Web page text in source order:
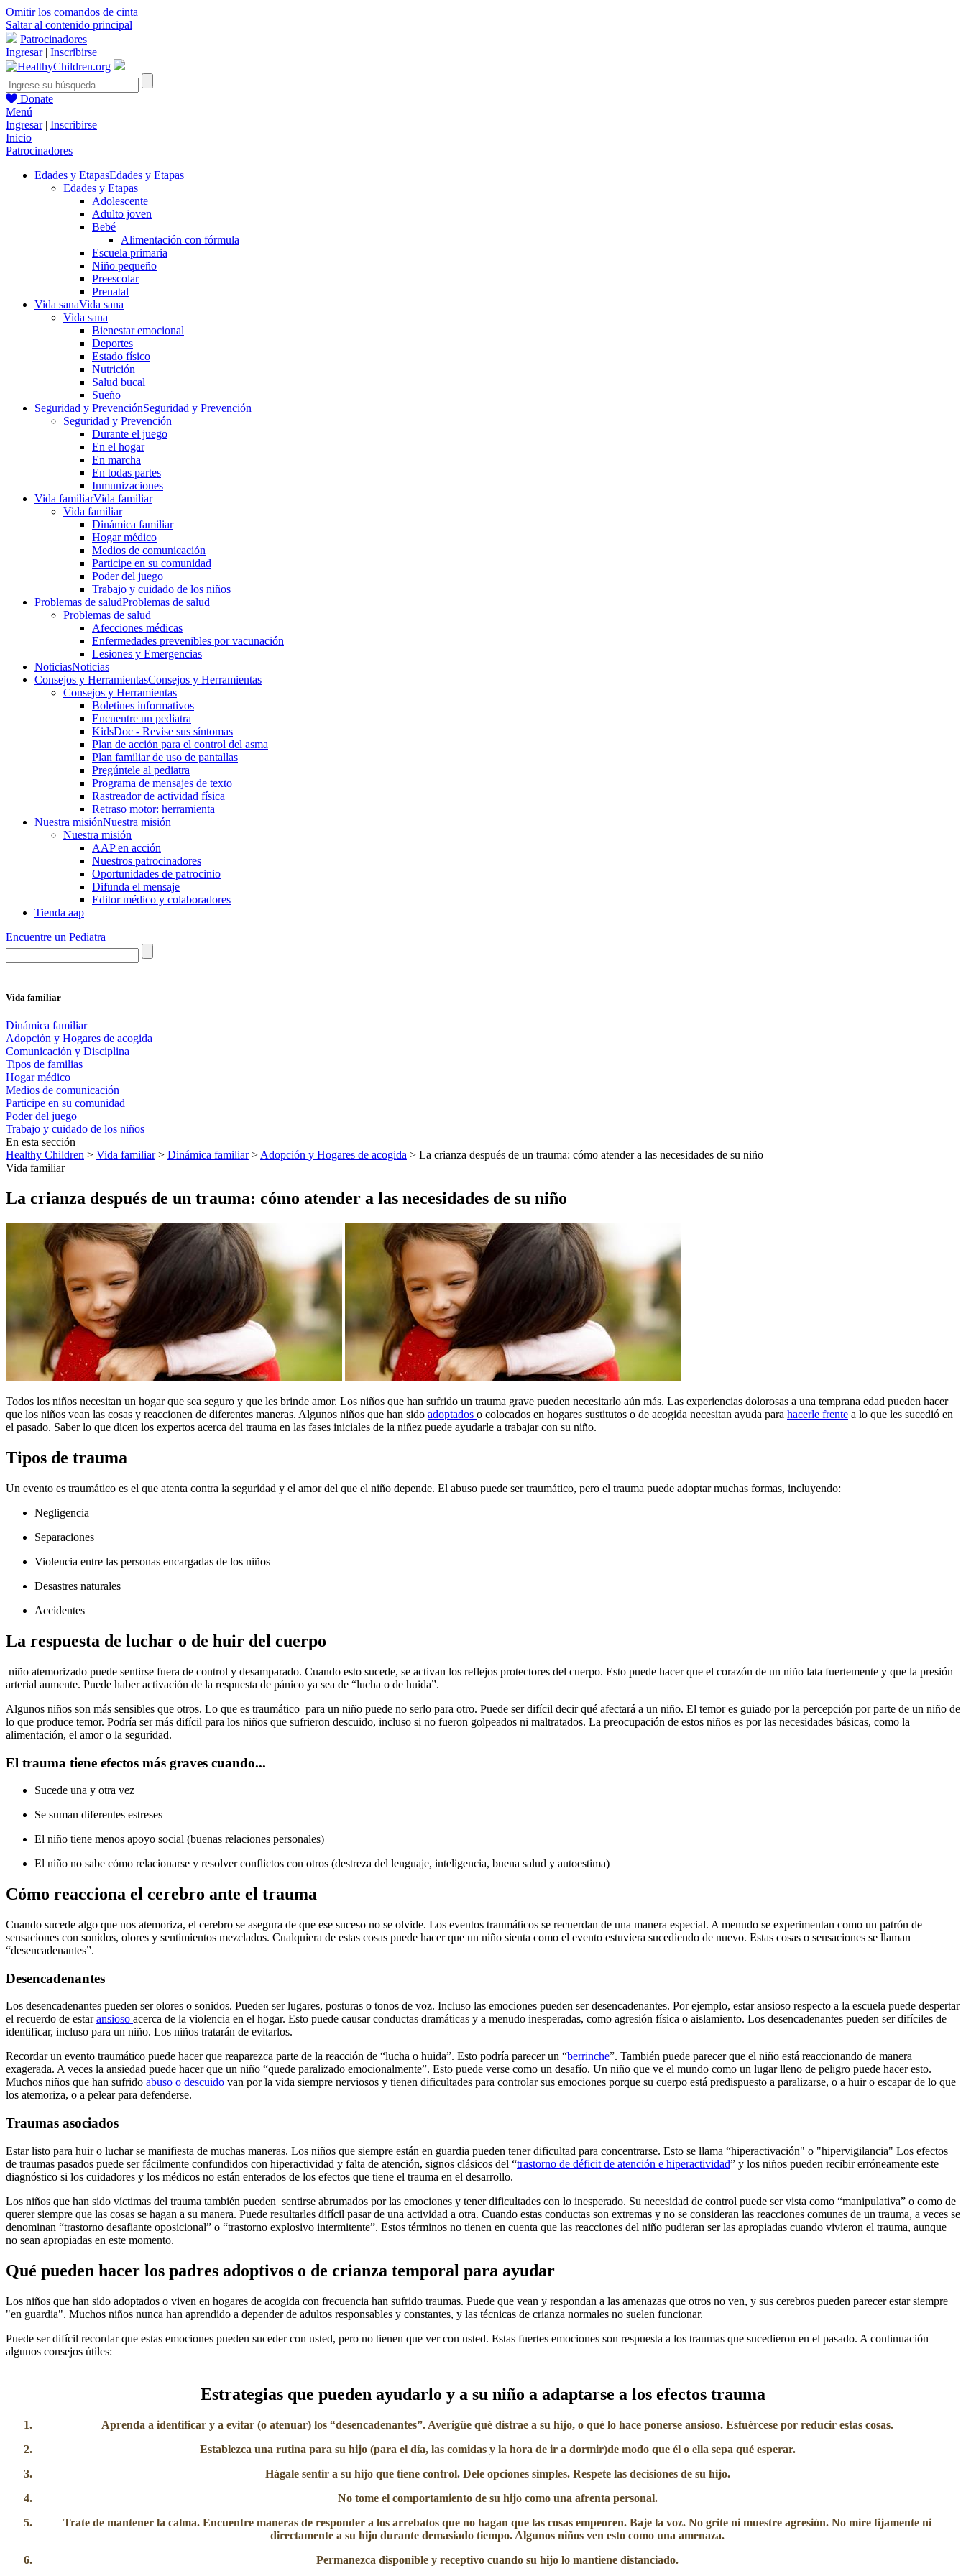
Omitir los comandos de cinta
Saltar al contenido principal
Patrocinadores
Ingresar| Inscribirse
Donate
Menú
Ingresar| Inscribirse
Inicio
Patrocinadores
Edades y EtapasEdades y Etapas
Edades y Etapas
Adolescente
Adulto joven
Bebé
Alimentación con fórmula
Escuela primaria
Niño pequeño
Preescolar
Prenatal
Vida sanaVida sana
Vida sana
Bienestar emocional
Deportes
Estado físico
Nutrición
Salud bucal
Sueño
Seguridad y PrevenciónSeguridad y Prevención
Seguridad y Prevención
Durante el juego
En el hogar
En marcha
En todas partes
Inmunizaciones
Vida familiarVida familiar
Vida familiar
Dinámica familiar
Hogar médico
Medios de comunicación
Participe en su comunidad
Poder del juego
Trabajo y cuidado de los niños
Problemas de saludProblemas de salud
Problemas de salud
Afecciones médicas
Enfermedades prevenibles por vacunación
Lesiones y Emergencias
NoticiasNoticias
Consejos y HerramientasConsejos y Herramientas
Consejos y Herramientas
Boletines informativos
Encuentre un pediatra
KidsDoc - Revise sus síntomas
Plan de acción para el control del asma
Plan familiar de uso de pantallas
Pregúntele al pediatra
Programa de mensajes de texto
Rastre​​ador de activida​d física
Retraso motor: herramienta
Nuestra misiónNuestra misión
Nuestra misión
AAP en acción
Nuestros patrocinadores
Oportunidades de patrocinio
Difunda el mensaje
Editor médico y colaboradores
Tienda aap
Encuentre un Pediatra
Vida familiar
Dinámica familiar
Adopción y Hogares de acogida
Comunicación y Disciplina
Tipos de familias
Hogar médico
Medios de comunicación
Participe en su comunidad
Poder del juego
Trabajo y cuidado de los niños
En esta sección
Healthy Children > Vida familiar> Dinámica familiar> Adopción y Hogares de acogida > La crianza después de un trauma: cómo atender a las necesidades de su niño
Vida familiar
La crianza después de un trauma: cómo atender a las necesidades de su niño
​Todos los niños necesitan un hogar que sea seguro y que les brinde amor. Los niños que han sufrido un trauma grave pueden necesitarlo aún más. Las experiencias dolorosas a una temprana edad pueden hacer
que los niños vean las cosas y reaccionen de diferentes maneras. Algunos niños que han sido adoptados o colocados en hogares sustitutos o de acogida necesitan ayuda para hacerle frente a lo que les sucedió en
el pasado. Saber lo que dicen los expertos acerca del trauma en las fases iniciales de la niñez puede ayudarle a trabajar con su niño.
Tipos de trauma
Un evento es traumático ​es el que atenta contra la seguridad y el amor del que el niño depende. El abuso puede ser traumático, pero el trauma puede adoptar muchas formas, incluyendo:
Negligencia
Separaciones
Violencia entre las personas encargadas de los niños
Desastres naturales
Accidentes
La respuesta de luchar o de huir del cuerpo
niño atemorizado puede sentirse fuera de control y desamparado. Cuando esto sucede, se activan los reflejos protectores del cuerpo. Esto puede hacer que el corazón de un niño lata fuertemente y que la presión
arterial aumente. Puede haber activación de la respuesta de pánico ya sea de “lucha o de huida”.
Algunos niños son más sensibles que otros. Lo que es traumático para un niño puede no serlo para otro. Puede ser difícil decir qué afectará a un niño. El temor es guiado por la percepción por parte de un niño de
lo que produce temor. Podría ser más difícil para los niños que sufrieron descuido, incluso si no fueron golpeados ni maltratados. La preocupación de estos niños es por las necesidades básicas, como la
alimentación, el amor o la seguridad.
El trauma tiene efectos más graves cuando...
Sucede una y otra vez
Se suman diferentes estreses
El niño tiene menos apoyo social (buenas relaciones personales)
El niño no sabe cómo relacionarse y resolver conflictos con otros (destreza del lenguaje, inteligencia, buena salud y autoestima)
Cómo reacciona el cerebro ante el trauma
Cuando sucede algo que nos atemoriza, el cerebro se asegura de que ese suceso no se olvide. Los eventos traumáticos se recuerdan de una manera especial. A menudo se experimentan como un patrón de
sensaciones con sonidos, olores y sentimientos mezclados. Cualquiera de estas cosas puede hacer que un niño sienta como el evento estuviera sucediendo de nuevo. Estas cosas o sensaciones se llaman
“desencadenantes”.
Desencadenantes
Los desencadenantes pueden ser olores o sonidos. Pueden ser lugares, posturas o tonos de voz. Incluso las emociones pueden ser desencadenantes. Por ejemplo, estar ansioso respecto a la escuela puede despertar
el recuerdo de estaransioso acerca de la violencia en el hogar. Esto puede causar conductas dramáticas y a menudo inesperadas, como agresión física o aislamiento. Los desencadenantes pueden ser difíciles de
identificar, incluso para un niño. Los niños tratarán de evitarlos.
Recordar un evento traumático puede hacer que reaparezca parte de la reacción de “lucha o huida”. Esto podría parecer un “berrinche”. También puede parecer que el niño está reaccionando de manera
exagerada. A veces la ansiedad puede hacer que un niño “quede paralizado emocionalmente”. Esto puede verse como un desafío. Un niño que ve el mundo como un lugar lleno de peligro puede hacer esto.
Muchos niños que han sufrido abuso o descuido van por la vida siempre nerviosos y tienen dificultades para controlar sus emociones porque su cuerpo está predispuesto a paralizarse, o a huir o escapar de lo que
los atemoriza, o a pelear para defenderse.
Traumas asociados
Estar listo para huir o luchar se manifiesta de muchas maneras. Los niños que siempre están en guardia pueden tener dificultad para concentrarse. Esto se llama “hiperactivación" o "hipervigilancia" Los efectos
de traumas pasados puede ser fácilmente confundidos​ con hiperactividad y falta de atención, signos clásicos del “trastorno de déficit de atención e hiperactividad” y los niños pueden recibir erróneamente este
diagnóstico si los cuidadores y los médicos no están enterados de los efectos que tiene el trauma en el desarrollo.
Los niños que han sido víctimas del trauma también pueden sentirse abrumados por las emociones y tener dificultades con lo inesperado. Su necesidad de control puede ser vista como “manipulativa” o como de
querer siempre que las cosas se hagan a su manera. Puede resultarles difícil pasar de una actividad a otra. Cuando estas conductas son extremas y no se consideran las reacciones comunes de un trauma, a veces se
denominan “trastorno desafiante oposicional” o “trastorno explosivo intermitente”. Estos términos no tienen en cuenta que las reacciones del niño pudieran ser las apropiadas cuando vivieron el trauma, aunque
no sean apropiadas en este momento.
Qué pueden hacer los padres adoptivos o de crianza temporal para ayudar​
Los niños que han sido adoptados o viven en hogares de acogida con frecuencia han sufrido traumas. Puede que vean y respondan a las amenazas que otros no ven, y sus cerebros pueden parecer estar siempre
"en guardia". Muchos niños nunca han aprendido a depender de adultos responsables y constantes, y las técnicas de crianza normales no suelen funcionar.
Puede ser difícil recordar que estas emociones pueden suceder con usted, pero no tienen que ver con usted. Estas fuertes emociones son respuesta a los traumas que sucedieron en el pasado. A continuación
algunos consejos útiles:
Estrategias que pueden ayudarlo y a su niño a adaptarse a los efectos trauma​
Aprenda a identificar y a evitar (o atenuar) los “desencadenantes”. Averigüe qué distrae a su hijo, o qué lo hace ponerse ansioso. Esfuércese por reducir estas cosas.
Establezca una rutina para su hijo(para el día, las comidas y la hora de ir a dormir)de modo que él o ella sepa qué esperar.
Hágale sentir a su hijo que tiene control. Dele opciones simples. Respete las decisiones de su hijo.
No tome el comportamiento de su hijo como una afrenta personal.
Trate de mantener la calma. Encuentre maneras de responder a los arrebatos que no hagan que las cosas empeoren. Baje la voz. No grite ni muestre agresión. No mire fijamente ni
directamente a su hijo durante demasiado tiempo. Algunos niños ven esto como una amenaza.
Permanezca disponible y receptivo cuando su hijo lo mantiene distanciado.